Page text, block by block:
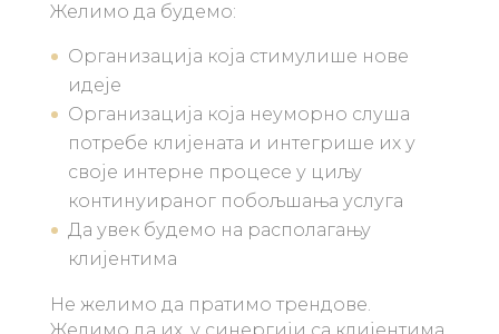
Желимо да будемо:
Организација која стимулише нове
идеје
Организација која неуморно слуша
потребе клијената и интегрише их у
своје интерне процесе у циљу
континуираног побољшања услуга
Да увек будемо на располагању
клијентима
Не желимо да пратимо трендове.